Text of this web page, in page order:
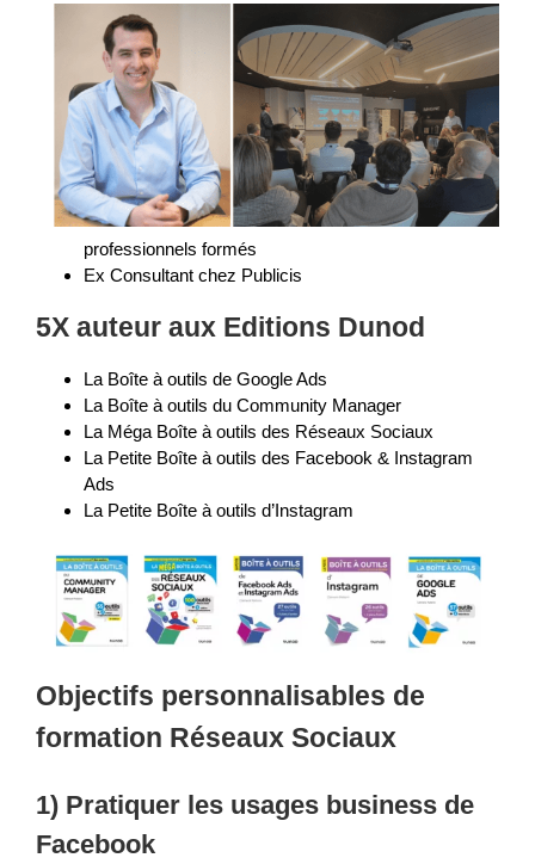
professionnels formés
Ex Consultant chez Publicis
5X auteur aux Editions Dunod
La Boîte à outils de Google Ads
La Boîte à outils du Community Manager
La Méga Boîte à outils des Réseaux Sociaux
La Petite Boîte à outils des Facebook & Instagram
Ads
La Petite Boîte à outils d’Instagram
Objectifs personnalisables de
formation Réseaux Sociaux
1) Pratiquer les usages business de
Facebook